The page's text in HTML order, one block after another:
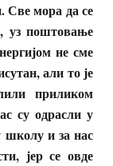
Све мора да се
уз поштовање
не сме
али то је
приликом
су одрасли у
школу и за нас
јер се овде